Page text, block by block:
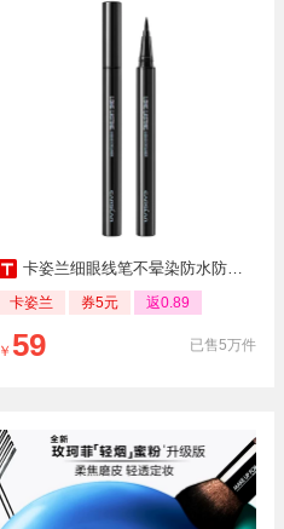
卡姿兰细眼线笔不晕染防水防汗持久
卡姿兰 券5元 返0.89
已售5万件
￥ 59